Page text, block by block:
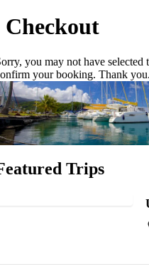
Checkout
you may not have selected
your booking. Thank you.
Trips